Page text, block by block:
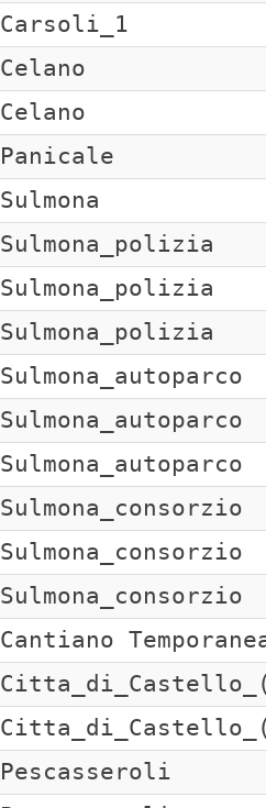
Carsoli_1
Celano
Celano
Panicale
Sulmona
Sulmona_polizia
Sulmona_polizia
Sulmona_polizia
Sulmona_autoparco
Sulmona_autoparco
Sulmona_autoparco
Sulmona_consorzio
Sulmona_consorzio
Sulmona_consorzio
Cantiano
Pescasseroli